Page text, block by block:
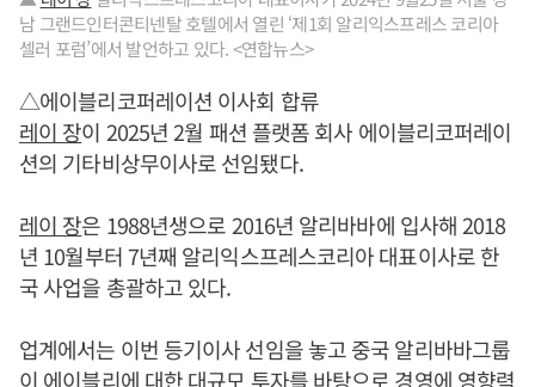
남 그랜드인터콘티넨탈 호텔에서 열린 ‘제1회 알리익스프레스 코리아
셀러 포럼’에서 발언하고 있다. <연합뉴스>
△에이블리코퍼레이션 이사회 합류
레이 장이 2025년 2월 패션 플랫폼 회사 에이블리코퍼레이
션의 기타비상무이사로 선임됐다.
레이 장은 1988년생으로 2016년 알리바바에 입사해 2018
년 10월부터 7년째 알리익스프레스코리아 대표이사로 한
국 사업을 총괄하고 있다.
업계에서는 이번 등기이사 선임을 놓고 중국 알리바바그룹
이 에이블리에 대한 대규모 투자를 바탕으로 경영에 영향력